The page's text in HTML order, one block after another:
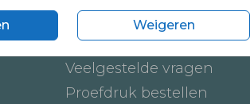
Weigeren
Onze service
Hoe werkt het
Veelgestelde vragen
Proefdruk bestellen